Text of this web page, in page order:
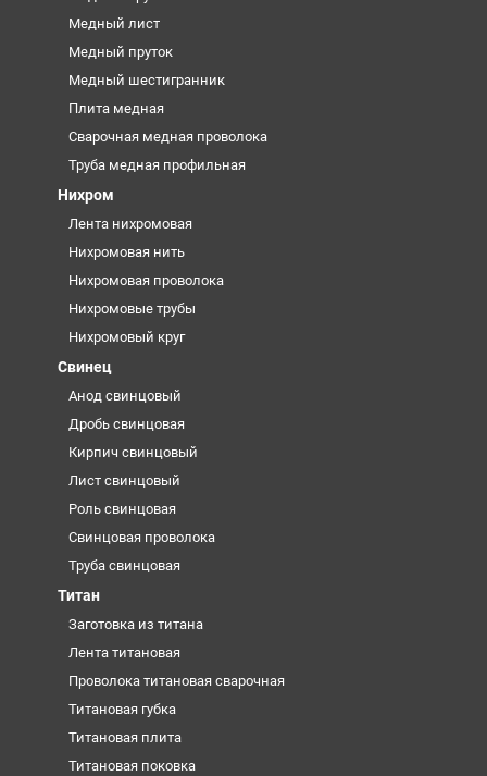
Медный лист
Медный пруток
Медный шестигранник
Плита медная
Сварочная медная проволока
Труба медная профильная
Нихром
Лента нихромовая
Нихромовая нить
Нихромовая проволока
Нихромовые трубы
Нихромовый круг
Свинец
Анод свинцовый
Дробь свинцовая
Кирпич свинцовый
Лист свинцовый
Роль свинцовая
Свинцовая проволока
Труба свинцовая
Титан
Заготовка из титана
Лента титановая
Проволока титановая сварочная
Титановая губка
Титановая плита
Титановая поковка